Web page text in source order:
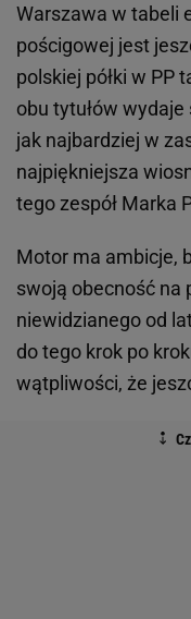
Warszawa w tabeli
pościgowej jest
polskiej półki w PP
obu tytułów
jak najbardziej w
najpiękniejsza
tego zespół Marka
Motor ma ambicje,
swoją obecność na
niewidzianego od
do tego krok po
wątpliwości, że